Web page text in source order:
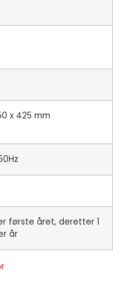
x 425 mm
første året, deretter 1
år